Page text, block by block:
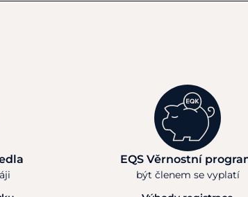
EQS Věrnostní
být členem se vyplatí